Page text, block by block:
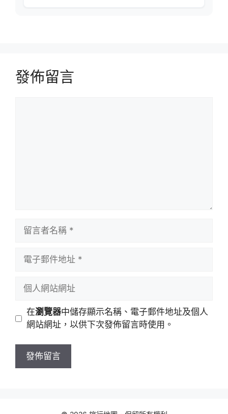
發佈留言
址
站
址
在瀏覽器中儲存顯示名稱、電子郵件地址及個人
網站網址，以供下次發佈留言時使用。